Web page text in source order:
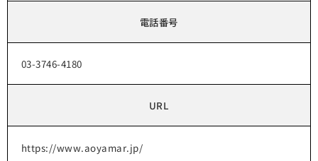
電話番号
03-3746-4180
URL
https://www.aoyamar.jp/